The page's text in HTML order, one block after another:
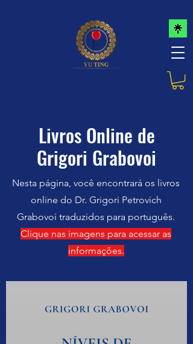
Livros Online de
Grigori Grabovoi
Nesta página, você encontrará os livros
online do Dr. Grigori Petrovich
Grabovoi traduzidos para português.
Clique nas imagens para acessar as
informações.